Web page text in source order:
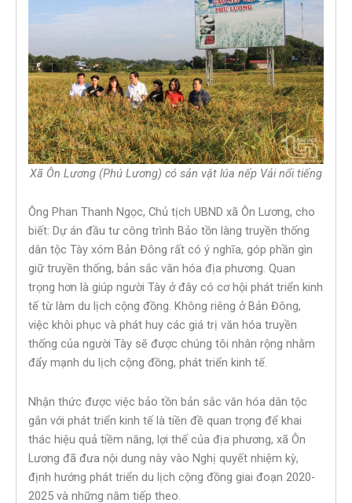
Xã Ôn Lương (Phú Lương) có sản vật lúa nếp Vải nổi tiếng
Ông Phan Thanh Ngọc, Chủ tịch UBND xã Ôn Lương, cho
biết: Dự án đầu tư công trình Bảo tồn làng truyền thống
dân tộc Tày xóm Bản Đông rất có ý nghĩa, góp phần gìn
giữ truyền thống, bản sắc văn hóa địa phương. Quan
trọng hơn là giúp người Tày ở đây có cơ hội phát triển kinh
tế từ làm du lịch cộng đồng. Không riêng ở Bản Đông,
việc khôi phục và phát huy các giá trị văn hóa truyền
thống của người Tày sẽ được chúng tôi nhân rộng nhằm
đẩy mạnh du lịch cộng đồng, phát triển kinh tế.
Nhận thức được việc bảo tồn bản sắc văn hóa dân tộc
gắn với phát triển kinh tế là tiền đề quan trọng để khai
thác hiệu quả tiềm năng, lợi thế của địa phương, xã Ôn
Lương đã đưa nội dung này vào Nghị quyết nhiệm kỳ,
định hướng phát triển du lịch cộng đồng giai đoạn 2020-
2025 và những năm tiếp theo.